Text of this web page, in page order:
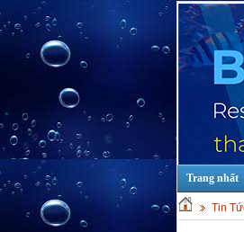
Trang nhất
Tin